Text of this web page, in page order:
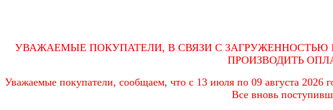
УВАЖАЕМЫЕ ПОКУПАТЕЛИ, В СВЯЗИ С ЗАГРУЖЕННОСТЬЮ
ПРОИЗВОДИТЬ
Уважаемые покупатели, сообщаем, что с 13 июля по 09 августа 2026
Все вновь